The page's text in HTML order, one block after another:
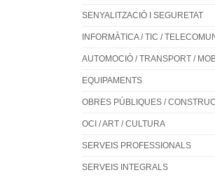
SENYALITZACIÓ I SEGURETAT
INFORMÀTICA / TIC /
AUTOMOCIÓ / TRANSPORT /
EQUIPAMENTS
OBRES PÚBLIQUES /
OCI / ART / CULTURA
SERVEIS PROFESSIONALS
SERVEIS INTEGRALS